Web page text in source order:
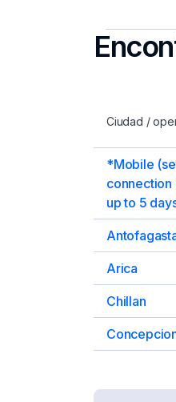
Ciudad /
*Mobile
connection
up to 5
Arica
Chillan